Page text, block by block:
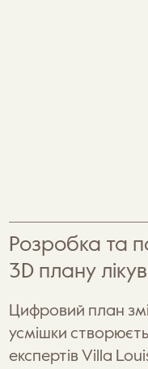
Розробка та
3D плану
Цифровий план
усмішки
експертів Villa